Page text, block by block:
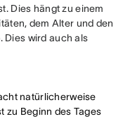
Dies hängt zu einem
dem Alter und den
Dies wird auch als
natürlicherweise
zu Beginn des Tages